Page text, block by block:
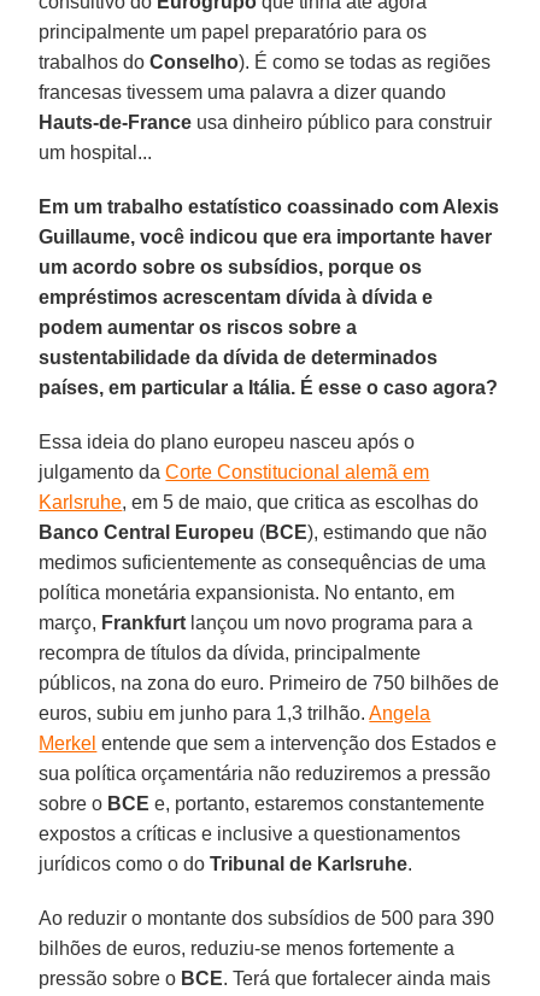
principalmente um papel preparatório para os
trabalhos doConselho). É como se todas as regiões
francesas tivessem uma palavra a dizer quando
Hauts-de-France usa dinheiro público para construir
um hospital...
Em um trabalho estatístico coassinado com Alexis
Guillaume, você indicou que era importante haver
um acordo sobre os subsídios, porque os
empréstimos acrescentam dívida à dívida e
podem aumentar os riscos sobre a
sustentabilidade da dívida de determinados
países, em particular a Itália. É esse o caso agora?
Essa ideia do plano europeu nasceu após o
julgamento daCorte Constitucional alemã em
Karlsruhe, em 5 de maio, que critica as escolhas do
Banco Central Europeu (BCE), estimando que não
medimos suficientemente as consequências de uma
política monetária expansionista. No entanto, em
março, Frankfurt lançou um novo programa para a
recompra de títulos da dívida, principalmente
públicos, na zona do euro. Primeiro de 750 bilhões de
euros, subiu em junho para 1,3 trilhão.Angela
Merkel entende que sem a intervenção dos Estados e
sua política orçamentária não reduziremos a pressão
sobre o BCE e, portanto, estaremos constantemente
expostos a críticas e inclusive a questionamentos
jurídicos como o doTribunal de Karlsruhe.
Ao reduzir o montante dos subsídios de 500 para 390
bilhões de euros, reduziu-se menos fortemente a
pressão sobre o BCE. Terá que fortalecer ainda mais